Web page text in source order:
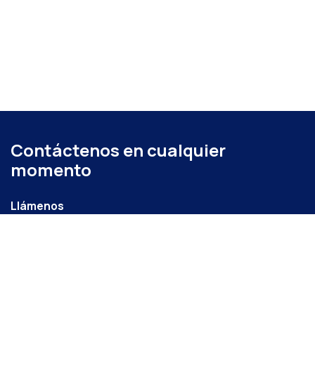
Contáctenos en cualquier
momento
Llámenos